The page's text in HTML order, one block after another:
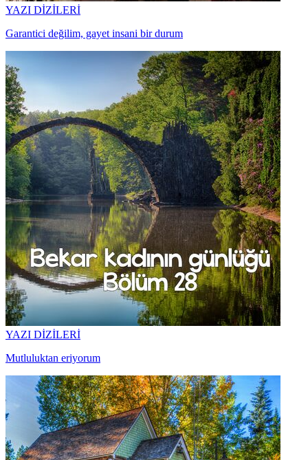
YAZI DİZİLERİ
Garantici değilim, gayet insani bir durum
YAZI DİZİLERİ
Mutluluktan eriyorum